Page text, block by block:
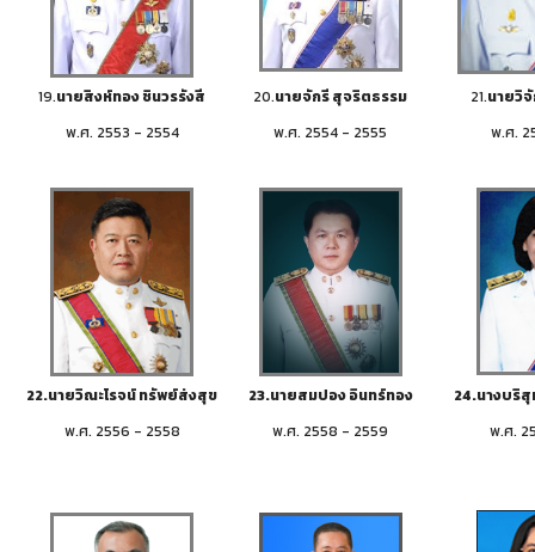
19.นายสิงห์ทอง ชินวรรังสี 20.นายจักรี สุจริตธรรม 21.นายวิ
พ.ศ. 2553 - 2554
พ.ศ. 2554 - 2555 พ.ศ.
22.นายวิณะโรจน์ ทรัพย์ส่งสุข 23.นายสมปอง อินทร์ทอง
24.นางบริ
พ.ศ. 2556 - 2558
พ.ศ. 2558 - 2559 พ.ศ.